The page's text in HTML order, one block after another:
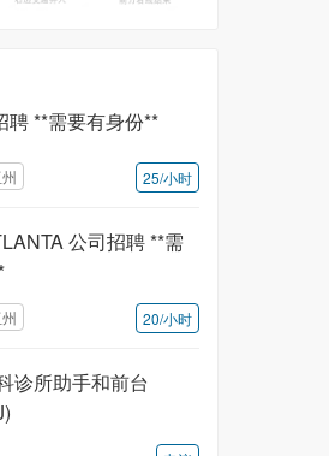
聘 **需要有身份**
25/小时
公司招聘 **需
20/小时
诊所助手和前台